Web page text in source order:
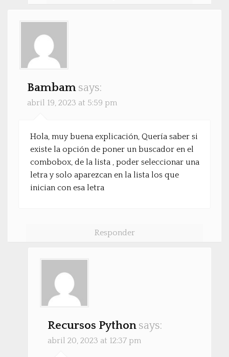
Bambam says:
abril 19, 2023 at 5:59 pm
Hola, muy buena explicación, Quería saber si
existe la opción de poner un buscador en el
combobox, de la lista , poder seleccionar una
letra y solo aparezcan en la lista los que
inician con esa letra
Responder
Recursos Python says:
abril 20, 2023 at 12:37 pm